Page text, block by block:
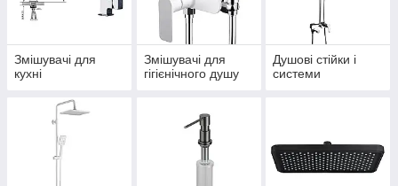
Змішувачі для
кухні
Змішувачі для
гігієнічного душу
Душові стійки і
системи